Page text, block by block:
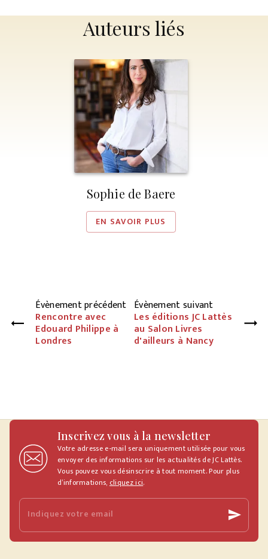
Auteurs liés
Sophie de Baere
EN SAVOIR PLUS
Évènement précédent
Rencontre avec
Edouard Philippe à
Londres
Évènement suivant
Les éditions JC Lattès
au Salon Livres
d'ailleurs à Nancy
Inscrivez vous à la newsletter
Votre adresse e-mail sera uniquement utilisée pour vous
envoyer des informations sur les actualités de JC Lattès.
Vous pouvez vous désinscrire à tout moment. Pour plus
d’informations, cliquez ici.
Indiquez votre email send